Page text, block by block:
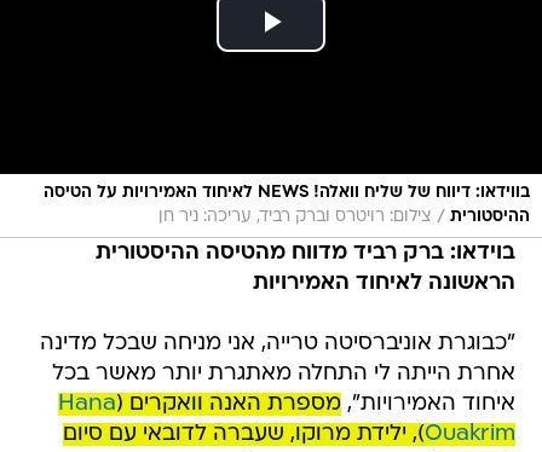
בווידאו: דיווח של שליח וואלה! NEWS לאיחוד האמירויות על הטיסה
ההיסטורית / צילום: רויטרס וברק רביד, עריכה: ניר חן
בוידאו: ברק רביד מדווח מהטיסה ההיסטורית
הראשונה לאיחוד האמירויות
"כבוגרת אוניברסיטה טרייה, אני מניחה שבכל מדינה
אחרת הייתה לי התחלה מאתגרת יותר מאשר בכל
איחוד האמירויות",מספרת האנה וואקרים (Hana
Ouakrim), ילידת מרוקו, שעברה לדובאי עם סיום